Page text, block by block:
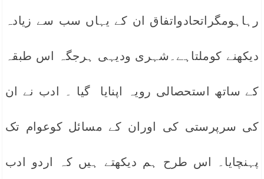
رہاہومگراتحادواتفاق ان کے یہاں سب سے زیادہ
دیکھنے کوملتاہے۔شہری ودیہی ہرجگہ اس طبقہ
کے ساتھ استحصالی رویہ اپنایا گیا ۔ ادب نے ان
کی سرپرستی کی اوران کے مسائل کوعوام تک
پہنچایا۔ اس طرح ہم دیکھتے ہیں کہ اردو ادب